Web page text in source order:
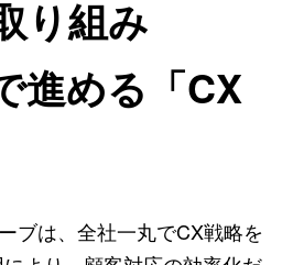
り組み
進める「CX
ブは、全社一丸でCX戦略を